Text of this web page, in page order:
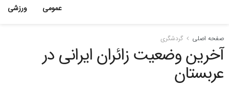
ورزشی عمومی
صفحه اصلی گردشگری
آخرین وضعیت زائران ایرانی در
عربستان